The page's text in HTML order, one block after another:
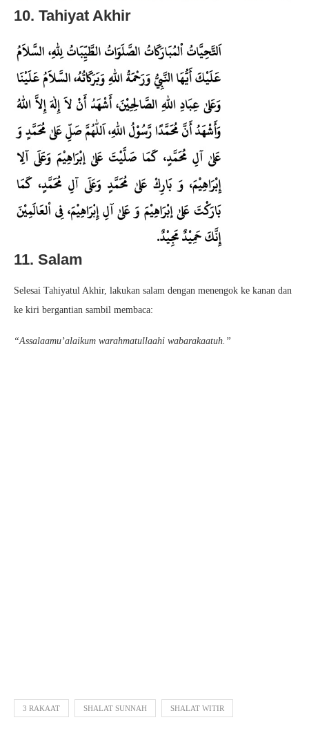
10. Tahiyat Akhir
11. Salam
Selesai Tahiyatul Akhir, lakukan salam dengan menengok ke kanan dan
ke kiri bergantian sambil membaca:
“Assalaamu’alaikum warahmatullaahi wabarakaatuh.”
3 RAKAAT SHALAT SUNNAH SHALAT WITIR